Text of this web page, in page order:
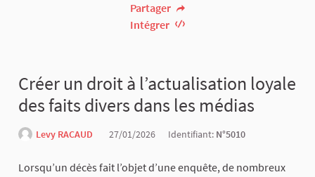
Partager
Intégrer
Créer un droit à l’actualisation loyale
des faits divers dans les médias
Levy RACAUD 27/01/2026 Identifiant: N°5010
Lorsqu’un décès fait l’objet d’une enquête, de nombreux